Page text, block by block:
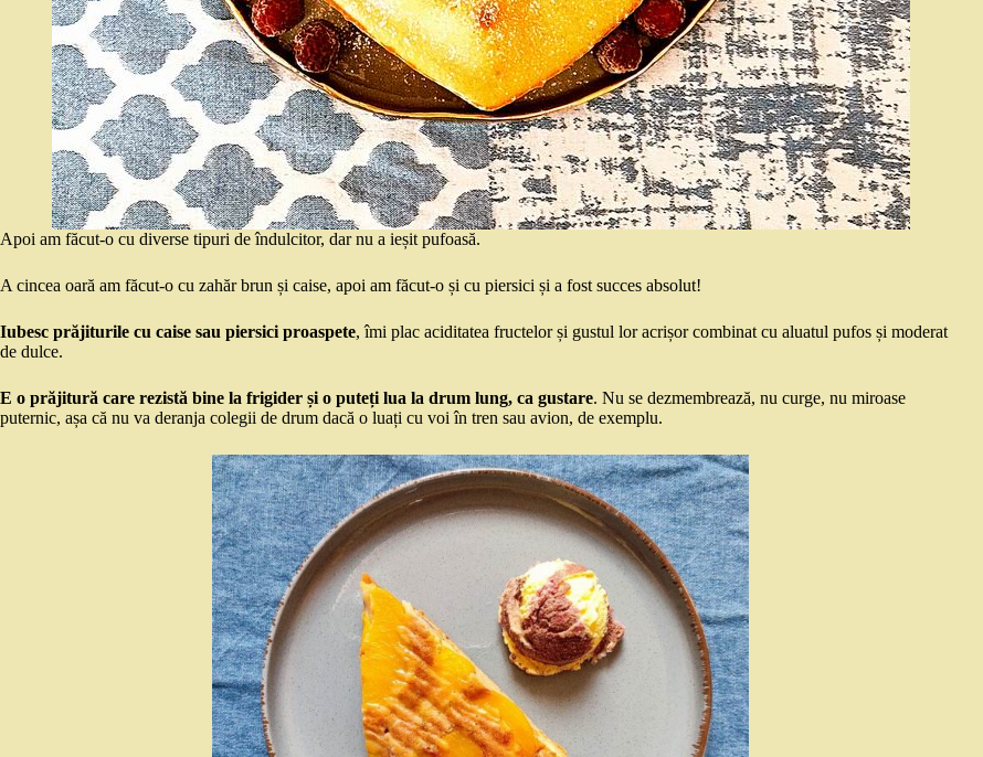
Apoi am făcut-o cu diverse tipuri de îndulcitor, dar nu a ieșit pufoasă.
A cincea oară am făcut-o cu zahăr brun și caise, apoi am făcut-o și cu piersici și a fost succes absolut!
Iubesc prăjiturile cu caise sau piersici proaspete, îmi plac aciditatea fructelor și gustul lor acrișor combinat cu aluatul pufos și moderat
de dulce.
E o prăjitură care rezistă bine la frigider și o puteți lua la drum lung, ca gustare. Nu se dezmembrează, nu curge, nu miroase
puternic, așa că nu va deranja colegii de drum dacă o luați cu voi în tren sau avion, de exemplu.